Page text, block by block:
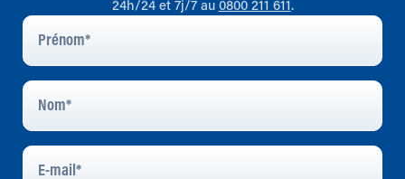
24h/24 et 7j/7 au 0800 211 611.
Prénom
Nom
E-
Mail*